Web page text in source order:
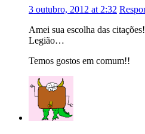
3 outubro, 2012 at 2:32
Amei sua escolha das
Legião…
Temos gostos em comum!!